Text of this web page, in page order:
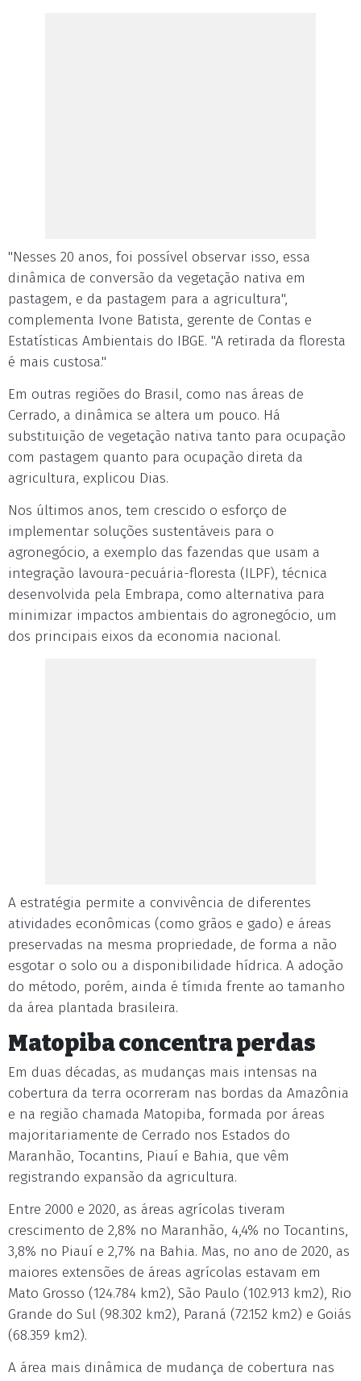
"Nesses 20 anos, foi possível observar isso, essa
dinâmica de conversão da vegetação nativa em
pastagem, e da pastagem para a agricultura",
complementa Ivone Batista, gerente de Contas e
Estatísticas Ambientais do IBGE. "A retirada da floresta
é mais custosa."
Em outras regiões do Brasil, como nas áreas de
Cerrado, a dinâmica se altera um pouco. Há
substituição de vegetação nativa tanto para ocupação
com pastagem quanto para ocupação direta da
agricultura, explicou Dias.
Nos últimos anos, tem crescido o esforço de
implementar soluções sustentáveis para o
agronegócio, a exemplo das fazendas que usam a
integração lavoura-pecuária-floresta (ILPF), técnica
desenvolvida pela Embrapa, como alternativa para
minimizar impactos ambientais do agronegócio, um
dos principais eixos da economia nacional.
A estratégia permite a convivência de diferentes
atividades econômicas (como grãos e gado) e áreas
preservadas na mesma propriedade, de forma a não
esgotar o solo ou a disponibilidade hídrica. A adoção
do método, porém, ainda é tímida frente ao tamanho
da área plantada brasileira.
Matopiba concentra perdas
Em duas décadas, as mudanças mais intensas na
cobertura da terra ocorreram nas bordas da Amazônia
e na região chamada Matopiba, formada por áreas
majoritariamente de Cerrado nos Estados do
Maranhão, Tocantins, Piauí e Bahia, que vêm
registrando expansão da agricultura.
Entre 2000 e 2020, as áreas agrícolas tiveram
crescimento de 2,8% no Maranhão, 4,4% no Tocantins,
3,8% no Piauí e 2,7% na Bahia. Mas, no ano de 2020, as
maiores extensões de áreas agrícolas estavam em
Mato Grosso (124.784 km2), São Paulo (102.913 km2), Rio
Grande do Sul (98.302 km2), Paraná (72.152 km2) e Goiás
(68.359 km2).
A área mais dinâmica de mudança de cobertura nas